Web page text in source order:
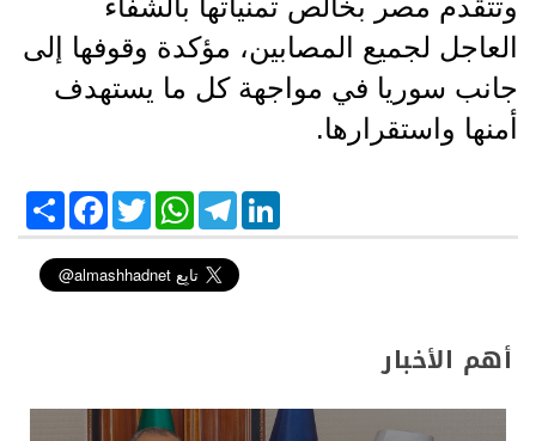
العاجل لجميع المصابين، مؤكدة وقوفها إلى
جانب سوريا في مواجهة كل ما يستهدف
أمنها واستقرارها.
S
h
a
r
e
F
a
c
e
b
o
T
w
i
t
t
e
W
h
a
t
s
A
T
e
l
e
g
r
L
i
n
أهم الأخبار